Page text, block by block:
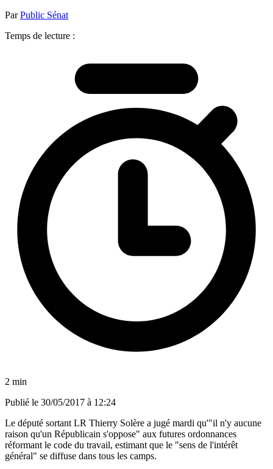
ParPublic Sénat
Temps de lecture :
2 min
Publié le 30/05/2017 à 12:24
Le député sortant LR Thierry Solère a jugé mardi qu'"il n'y aucune
raison qu'un Républicain s'oppose" aux futures ordonnances
réformant le code du travail, estimant que le "sens de l'intérêt
général" se diffuse dans tous les camps.